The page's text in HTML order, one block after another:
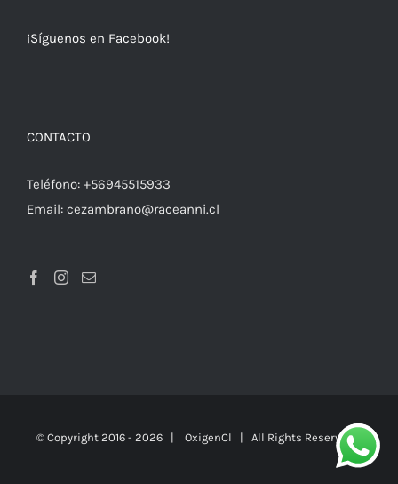
¡Síguenos en Facebook!
CONTACTO
Teléfono: +56945515933
Email: cezambrano@raceanni.cl
© Copyright 2016 - 2026 | OxigenCl | All Rights Reserved